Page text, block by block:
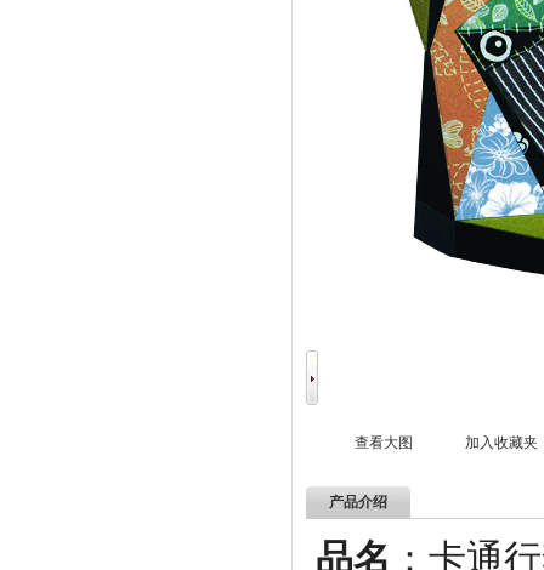
查看大图 加入收藏夹
产品介绍
品名 ：